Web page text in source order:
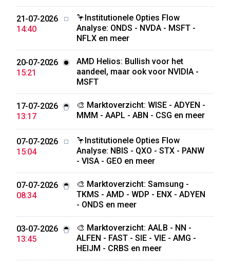
21-07-2026
14:40
🦩Institutionele Opties Flow
Analyse: ONDS - NVDA - MSFT -
NFLX en meer
20-07-2026
15:21
AMD Helios: Bullish voor het
aandeel, maar ook voor NVIDIA -
MSFT
17-07-2026
13:17
🎨 Marktoverzicht: WISE - ADYEN -
MMM - AAPL - ABN - CSG en meer
07-07-2026
15:04
🦩Institutionele Opties Flow
Analyse: NBIS - QXO - STX - PANW
- VISA - GEO en meer
07-07-2026
08:34
🎨 Marktoverzicht: Samsung -
TKMS - AMD - WDP - ENX - ADYEN
- ONDS en meer
03-07-2026
13:45
🎨 Marktoverzicht: AALB - NN -
ALFEN - FAST - SIE - VIE - AMG -
HEIJM - CRBS en meer